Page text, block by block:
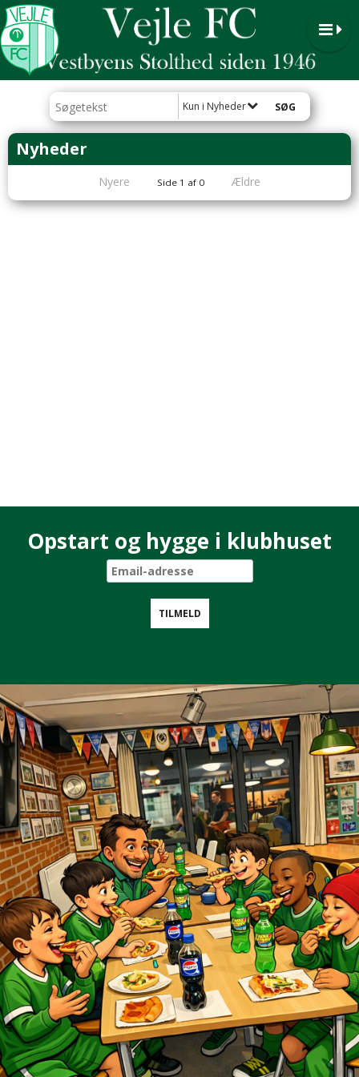
Kun i Nyheder
Nyheder
Nyere Side 1 af 0 Ældre
Opstart og hygge i klubhuset